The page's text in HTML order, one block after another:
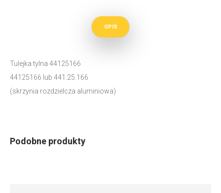
OPIS
Tulejka tylna 44125166
44125166 lub 441.25.166
(skrzynia rozdzielcza aluminiowa)
Podobne produkty